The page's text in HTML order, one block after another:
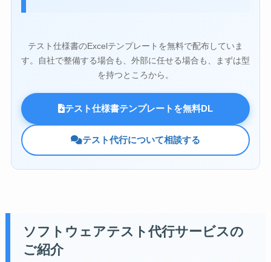
テスト仕様書のExcelテンプレートを無料で配布していま
す。自社で整備する場合も、外部に任せる場合も、まずは型
を持つところから。
テスト仕様書テンプレートを無料DL
テスト代行について相談する
ソフトウェアテスト代行サービスの
ご紹介